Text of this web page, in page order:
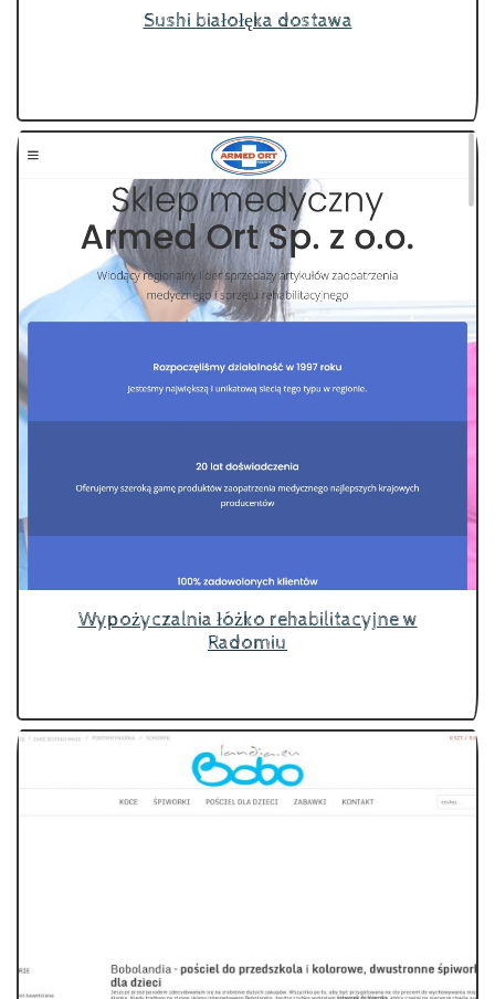
Sushi białołęka dostawa
Wypożyczalnia łóżko rehabilitacyjne w
Radomiu